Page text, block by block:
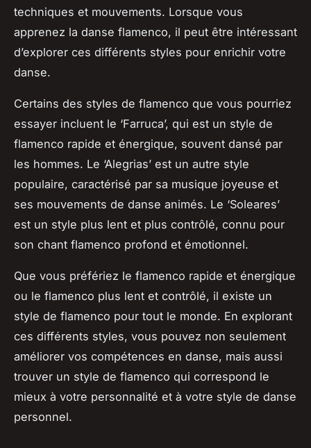
techniques et mouvements. Lorsque vous
apprenez la danse flamenco, il peut être intéressant
d’explorer ces différents styles pour enrichir votre
danse.
Certains des styles de flamenco que vous pourriez
essayer incluent le ‘Farruca’, qui est un style de
flamenco rapide et énergique, souvent dansé par
les hommes. Le ‘Alegrias’ est un autre style
populaire, caractérisé par sa musique joyeuse et
ses mouvements de danse animés. Le ‘Soleares’
est un style plus lent et plus contrôlé, connu pour
son chant flamenco profond et émotionnel.
Que vous préfériez le flamenco rapide et énergique
ou le flamenco plus lent et contrôlé, il existe un
style de flamenco pour tout le monde. En explorant
ces différents styles, vous pouvez non seulement
améliorer vos compétences en danse, mais aussi
trouver un style de flamenco qui correspond le
mieux à votre personnalité et à votre style de danse
personnel.